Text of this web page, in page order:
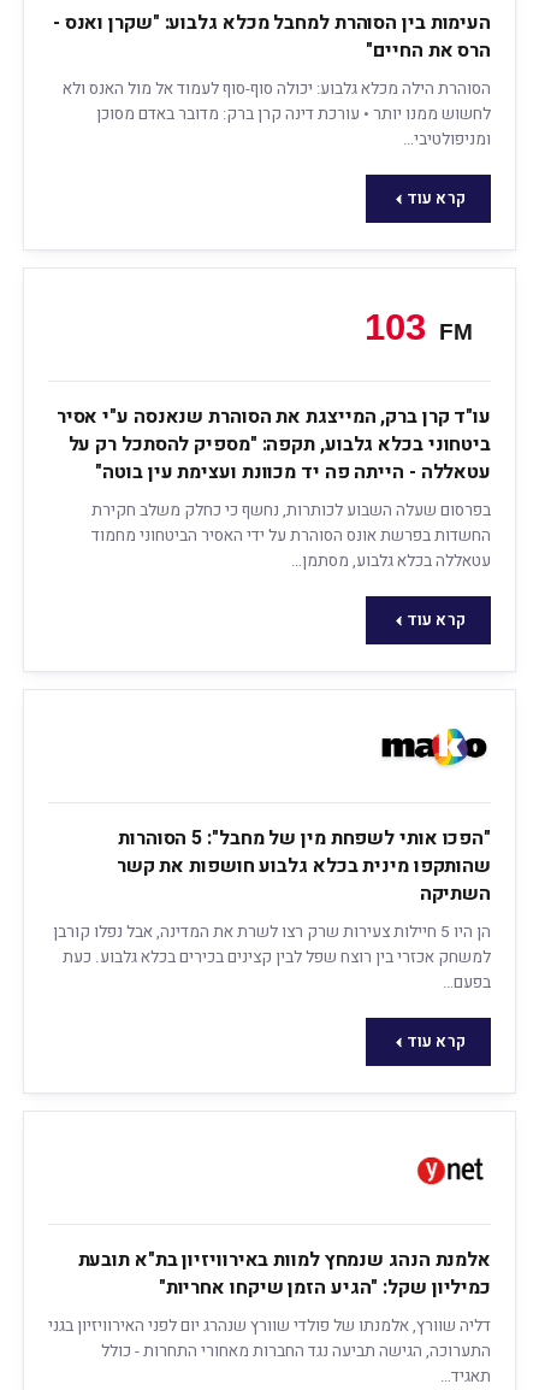
העימות בין הסוהרת למחבל מכלא גלבוע: "שקרן ואנס -
הרס את החיים"
הסוהרת הילה מכלא גלבוע: יכולה סוף-סוף לעמוד אל מול האנס ולא
לחשוש ממנו יותר • עורכת דינה קרן ברק: מדובר באדם מסוכן
ומניפולטיבי…
קרא עוד
עו"ד קרן ברק, המייצגת את הסוהרת שנאנסה ע"י אסיר
ביטחוני בכלא גלבוע, תקפה: "מספיק להסתכל רק על
עטאללה - הייתה פה יד מכוונת ועצימת עין בוטה"
בפרסום שעלה השבוע לכותרות, נחשף כי כחלק משלב חקירת
החשדות בפרשת אונס הסוהרת על ידי האסיר הביטחוני מחמוד
עטאללה בכלא גלבוע, מסתמן…
קרא עוד
"הפכו אותי לשפחת מין של מחבל": 5 הסוהרות
שהותקפו מינית בכלא גלבוע חושפות את קשר
השתיקה
הן היו 5 חיילות צעירות שרק רצו לשרת את המדינה, אבל נפלו קורבן
למשחק אכזרי בין רוצח שפל לבין קצינים בכירים בכלא גלבוע. כעת
בפעם…
קרא עוד
אלמנת הנהג שנמחץ למוות באירוויזיון בת"א תובעת
כמיליון שקל: "הגיע הזמן שיקחו אחריות"
דליה שוורץ, אלמנתו של פולדי שוורץ שנהרג יום לפני האירוויזיון בגני
התערוכה, הגישה תביעה נגד החברות מאחורי התחרות - כולל
תאגיד…